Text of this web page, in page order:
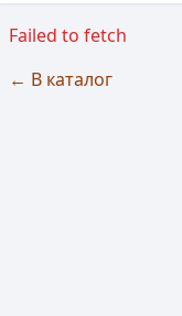
Failed to fetch
← В каталог